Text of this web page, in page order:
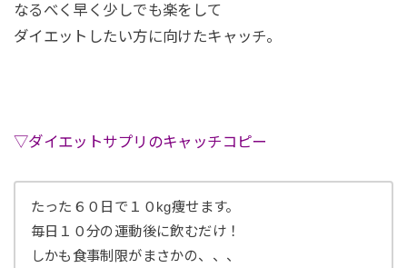
なるべく早く少しでも楽をして
ダイエットしたい方に向けたキャッチ。
▽ダイエットサプリのキャッチコピー
たった６０日で１０kg痩せます。
毎日１０分の運動後に飲むだけ！
しかも食事制限がまさかの、、、